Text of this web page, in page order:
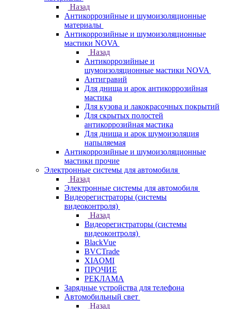
Назад
Антикоррозийные и шумоизоляционные
материалы
Антикоррозийные и шумоизоляционные
мастики NOVA
Назад
Антикоррозийные и
шумоизоляционные мастики NOVA
Антигравий
Для днища и арок антикоррозийная
мастика
Для кузова и лакокрасочных покрытий
Для скрытых полостей
антикоррозийная мастика
Для днища и арок шумоизоляция
напыляемая
Антикоррозийные и шумоизоляционные
мастики прочие
Электронные системы для автомобиля
Назад
Электронные системы для автомобиля
Видеорегистраторы (системы
видеоконтроля)
Назад
Видеорегистраторы (системы
видеоконтроля)
BlackVue
BVCTrade
XIAOMI
ПРОЧИЕ
РЕКЛАМА
Зарядные устройства для телефона
Автомобильный свет
Назад